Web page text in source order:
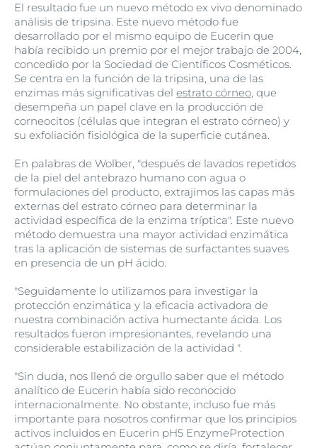
El resultado fue un nuevo método ex vivo denominado
análisis de tripsina. Este nuevo método fue
desarrollado por el mismo equipo de Eucerin que
había recibido un premio por el mejor trabajo de 2004,
concedido por la Sociedad de Científicos Cosméticos.
Se centra en la función de la tripsina, una de las
enzimas más significativas del estrato córneo, que
desempeña un papel clave en la producción de
corneocitos (células que integran el estrato córneo) y
su exfoliación fisiológica de la superficie cutánea.
En palabras de Wolber, "después de lavados repetidos
de la piel del antebrazo humano con agua o
formulaciones del producto, extrajimos las capas más
externas del estrato córneo para determinar la
actividad específica de la enzima tríptica". Este nuevo
método demuestra una mayor actividad enzimática
tras la aplicación de sistemas de surfactantes suaves
en presencia de un pH ácido.
"Seguidamente lo utilizamos para investigar la
protección enzimática y la eficacia activadora de
nuestra combinación activa humectante ácida. Los
resultados fueron impresionantes, revelando una
considerable estabilización de la actividad ".
"Sin duda, nos llenó de orgullo saber que el método
analítico de Eucerin había sido reconocido
internacionalmente. No obstante, incluso fue más
importante para nosotros confirmar que los principios
activos incluidos en Eucerin pH5 EnzymeProtection